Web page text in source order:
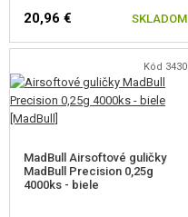
20,96 € SKLADOM
Kód 3430
MadBull Airsoftové guličky
MadBull Precision 0,25g
4000ks - biele